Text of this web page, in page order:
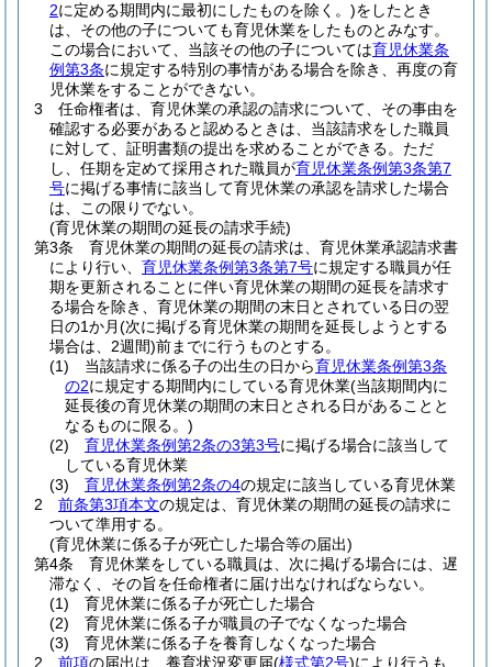
2に定める期間内に最初にしたものを除く。)をしたとき
は、その他の子についても育児休業をしたものとみなす。
この場合において、当該その他の子については育児休業条
例第3条に規定する特別の事情がある場合を除き、再度の育
児休業をすることができない。
3
任命権者は、育児休業の承認の請求について、その事由を
確認する必要があると認めるときは、当該請求をした職員
に対して、証明書類の提出を求めることができる。 ただ
し、任期を定めて採用された職員が育児休業条例第3条第7
号に掲げる事情に該当して育児休業の承認を請求した場合
は、この限りでない。
(育児休業の期間の延長の請求手続)
第3条
育児休業の期間の延長の請求は、育児休業承認請求書
により行い、 育児休業条例第3条第7号に規定する職員が任
期を更新されることに伴い育児休業の期間の延長を請求す
る場合を除き、育児休業の期間の末日とされている日の翌
日の1か月(次に掲げる育児休業の期間を延長しようとする
場合は、2週間)前までに行うものとする。
(1)
当該請求に係る子の出生の日から育児休業条例第3条
の2に規定する期間内にしている育児休業(当該期間内に
延長後の育児休業の期間の末日とされる日があることと
なるものに限る。)
(2)
育児休業条例第2条の3第3号に掲げる場合に該当して
している育児休業
(3)
育児休業条例第2条の4の規定に該当している育児休業
2
前条第3項本文の規定は、育児休業の期間の延長の請求に
ついて準用する。
(育児休業に係る子が死亡した場合等の届出)
第4条
育児休業をしている職員は、次に掲げる場合には、遅
滞なく、その旨を任命権者に届け出なければならない。
(1)
育児休業に係る子が死亡した場合
(2)
育児休業に係る子が職員の子でなくなった場合
(3)
育児休業に係る子を養育しなくなった場合
2
前項の届出は、養育状況変更届(様式第2号)により行うも